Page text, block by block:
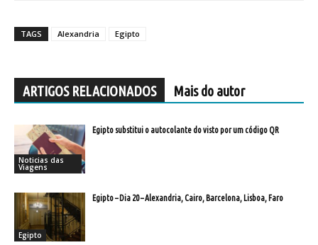
TAGS Alexandria Egipto
ARTIGOS RELACIONADOS Mais do autor
Noticias das
Viagens
Egipto substitui o autocolante do visto por um código QR
Egipto
Egipto – Dia 20 – Alexandria, Cairo, Barcelona, Lisboa, Faro